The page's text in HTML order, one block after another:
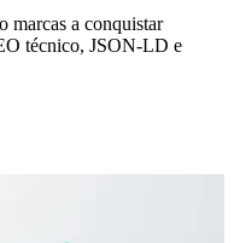
a conquistar
técnico, JSON-LD e